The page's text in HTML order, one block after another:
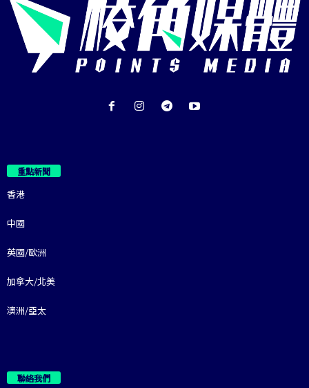
重點新聞
香港
中國
英國/歐洲
加拿大/北美
澳洲/亞太
聯絡我們